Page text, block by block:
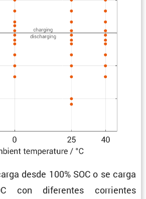
desde 100% SOC o se carga
con diferentes corrientes